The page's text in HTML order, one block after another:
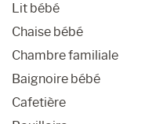
Lit bébé
Chaise bébé
Chambre familiale
Baignoire bébé
Cafetière